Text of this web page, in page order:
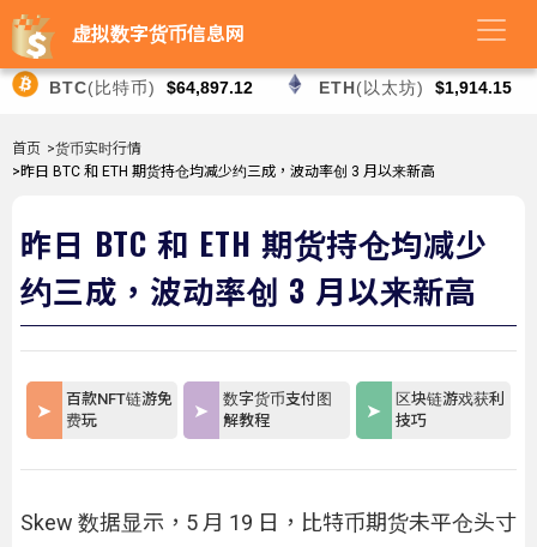
虚拟数字货币信息网
BTC(比特币) $64,897.12 ETH(以太坊) $1,914.15
首页 >货币实时行情
>昨日 BTC 和 ETH 期货持仓均减少约三成，波动率创 3 月以来新高
昨日 BTC 和 ETH 期货持仓均减少
约三成，波动率创 3 月以来新高
百款NFT链游免
费玩
数字货币支付图
解教程
区块链游戏获利
技巧
Skew 数据显示，5 月 19 日，比特币期货未平仓头寸